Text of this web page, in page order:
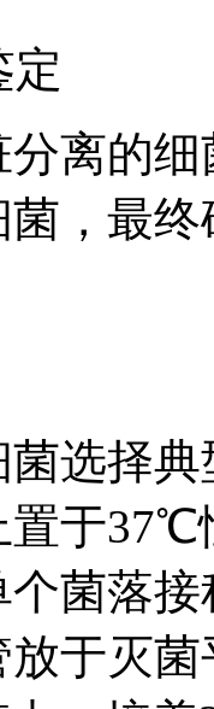
定
离的
，最
选择
于37℃
菌落
放于灭